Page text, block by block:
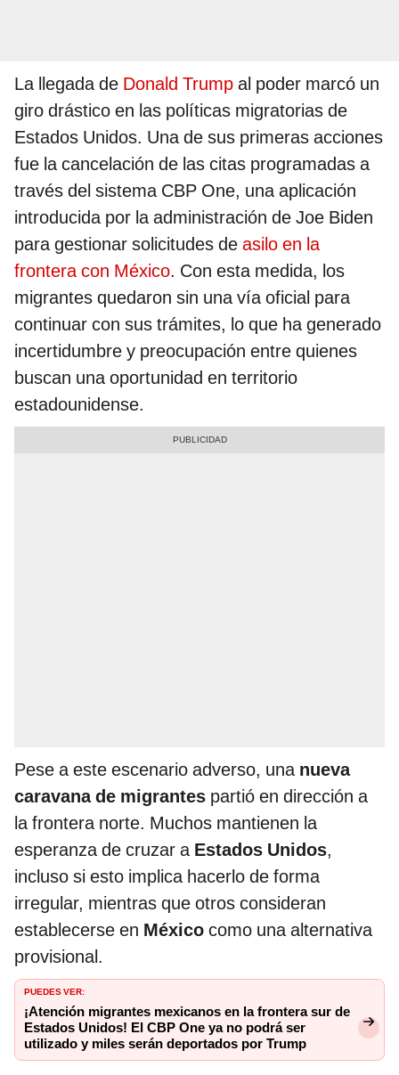
La llegada de Donald Trump al poder marcó un
giro drástico en las políticas migratorias de
Estados Unidos. Una de sus primeras acciones
fue la cancelación de las citas programadas a
través del sistema CBP One, una aplicación
introducida por la administración de Joe Biden
para gestionar solicitudes de asilo en la
frontera con México. Con esta medida, los
migrantes quedaron sin una vía oficial para
continuar con sus trámites, lo que ha generado
incertidumbre y preocupación entre quienes
buscan una oportunidad en territorio
estadounidense.
Pese a este escenario adverso, una nueva
caravana de migrantes partió en dirección a
la frontera norte. Muchos mantienen la
esperanza de cruzar a Estados Unidos,
incluso si esto implica hacerlo de forma
irregular, mientras que otros consideran
establecerse en México como una alternativa
provisional.
PUEDES VER:
¡Atención migrantes mexicanos en la frontera sur de
Estados Unidos! El CBP One ya no podrá ser
utilizado y miles serán deportados por Trump